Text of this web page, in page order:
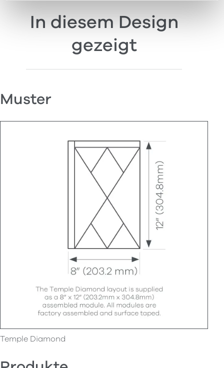
In diesem Design
gezeigt
Muster
Temple Diamond